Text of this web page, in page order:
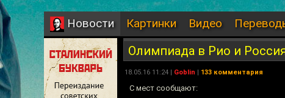
Новости Картинки Видео
Олимпиада в Рио и
18.05.16 11:24 | Goblin | 133 комментария
С мест сообщают: